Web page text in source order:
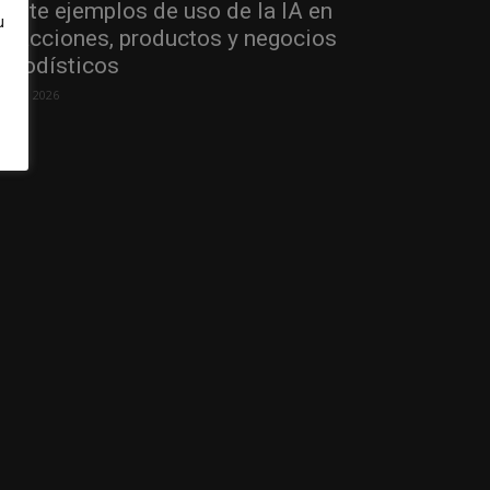
ejemplos de uso de la IA en
productos y negocios
julio, 2026